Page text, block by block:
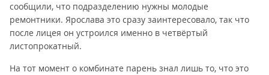
сообщили, что подразделению нужны молодые
ремонтники. Ярослава это сразу заинтересовало, так что
после лицея он устроился именно в четвёртый
листопрокатный.
На тот момент о комбинате парень знал лишь то, что это